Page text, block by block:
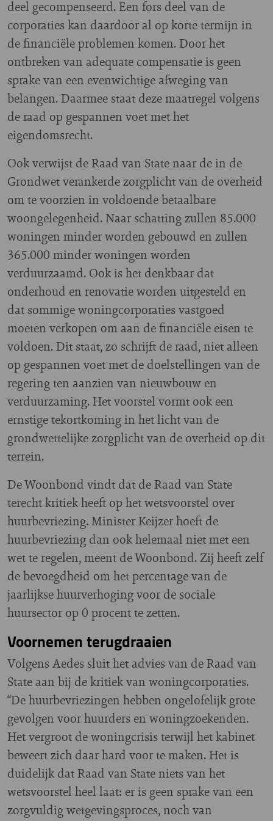
deel gecompenseerd. Een fors deel van de
corporaties kan daardoor al op korte termijn in
de financiële problemen komen. Door het
ontbreken van adequate compensatie is geen
sprake van een evenwichtige afweging van
belangen. Daarmee staat deze maatregel volgens
de raad op gespannen voet met het
eigendomsrecht.
Ook verwijst de Raad van State naar de in de
Grondwet verankerde zorgplicht van de overheid
om te voorzien in voldoende betaalbare
woongelegenheid. Naar schatting zullen 85.000
woningen minder worden gebouwd en zullen
365.000 minder woningen worden
verduurzaamd. Ook is het denkbaar dat
onderhoud en renovatie worden uitgesteld en
dat sommige woningcorporaties vastgoed
moeten verkopen om aan de financiële eisen te
voldoen. Dit staat, zo schrijft de raad, niet alleen
op gespannen voet met de doelstellingen van de
regering ten aanzien van nieuwbouw en
verduurzaming. Het voorstel vormt ook een
ernstige tekortkoming in het licht van de
grondwettelijke zorgplicht van de overheid op dit
terrein.
De Woonbond vindt dat de Raad van State
terecht kritiek heeft op het wetsvoorstel over
huurbevriezing. Minister Keijzer hoeft de
huurbevriezing dan ook helemaal niet met een
wet te regelen, meent de Woonbond. Zij heeft zelf
de bevoegdheid om het percentage van de
jaarlijkse huurverhoging voor de sociale
huursector op 0 procent te zetten.
Voornemen terugdraaien
Volgens Aedes sluit het advies van de Raad van
State aan bij de kritiek van woningcorporaties.
“De huurbevriezingen hebben ongelofelijk grote
gevolgen voor huurders en woningzoekenden.
Het vergroot de woningcrisis terwijl het kabinet
beweert zich daar hard voor te maken. Het is
duidelijk dat Raad van State niets van het
wetsvoorstel heel laat: er is geen sprake van een
zorgvuldig wetgevingsproces, noch van